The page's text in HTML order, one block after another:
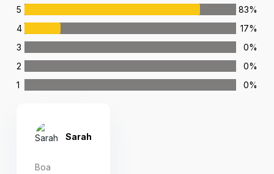
5
83%
4
17%
3
0%
2
0%
1
0%
Sarah
Boa